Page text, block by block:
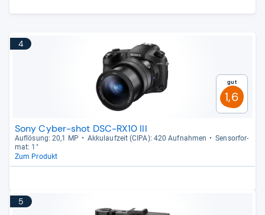
4
Gut
1,6
Sony Cyber-shot DSC-RX10 III
Auf­lö­sung: 20,1 MP Akku­lauf­zeit (CIPA): 420 Auf­nah­men
Sen­sor­for­
mat: 1"
Zum Produkt
5